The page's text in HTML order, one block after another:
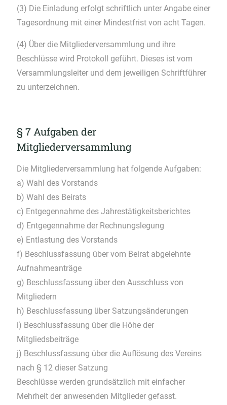
(3) Die Einladung erfolgt schriftlich unter Angabe einer
Tagesordnung mit einer Mindestfrist von acht Tagen.
(4) Über die Mitgliederversammlung und ihre
Beschlüsse wird Protokoll geführt. Dieses ist vom
Versammlungsleiter und dem jeweiligen Schriftführer
zu unterzeichnen.
§ 7 Aufgaben der
Mitgliederversammlung
Die Mitgliederversammlung hat folgende Aufgaben:
a) Wahl des Vorstands
b) Wahl des Beirats
c) Entgegennahme des Jahrestätigkeitsberichtes
d) Entgegennahme der Rechnungslegung
e) Entlastung des Vorstands
f) Beschlussfassung über vom Beirat abgelehnte
Aufnahmeanträge
g) Beschlussfassung über den Ausschluss von
Mitgliedern
h) Beschlussfassung über Satzungsänderungen
i) Beschlussfassung über die Höhe der
Mitgliedsbeiträge
j) Beschlussfassung über die Auflösung des Vereins
nach § 12 dieser Satzung
Beschlüsse werden grundsätzlich mit einfacher
Mehrheit der anwesenden Mitglieder gefasst.